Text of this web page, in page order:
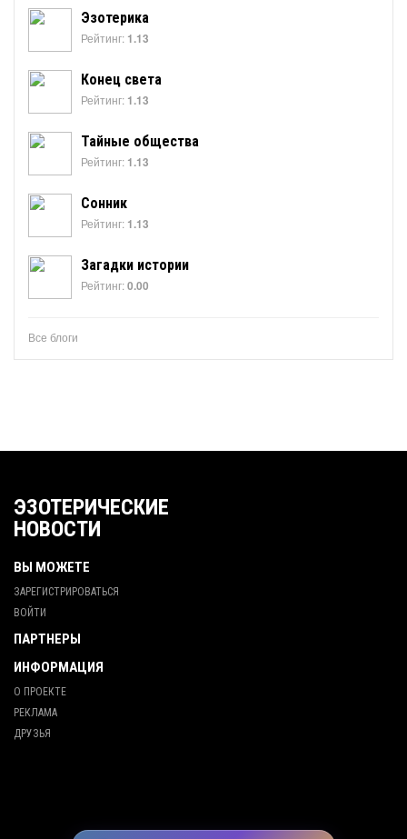
Эзотерика
Рейтинг: 1.13
Конец света
Рейтинг: 1.13
Тайные общества
Рейтинг: 1.13
Сонник
Рейтинг: 1.13
Загадки истории
Рейтинг:0.00
Все блоги
ЭЗОТЕРИЧЕСКИЕ
НОВОСТИ
ВЫ МОЖЕТЕ
ЗАРЕГИСТРИРОВАТЬСЯ
ВОЙТИ
ПАРТНЕРЫ
ИНФОРМАЦИЯ
О ПРОЕКТЕ
РЕКЛАМА
ДРУЗЬЯ